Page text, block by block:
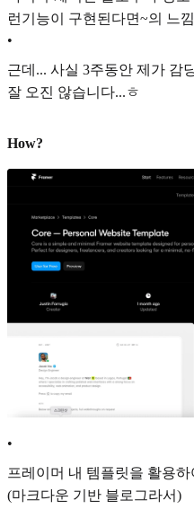
런기능이 구현된다면~의 느
•
근데... 사실 3주동안 제가 감
잘 오진 않습니다...ㅎ
How?
•
프레이머 내 템플릿을 활용
(마크다운 기반 블로그라서)